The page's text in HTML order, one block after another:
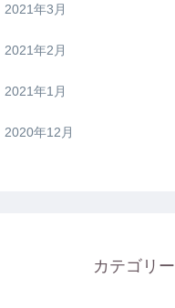
2021年3月
2021年2月
2021年1月
2020年12月
カテゴリー